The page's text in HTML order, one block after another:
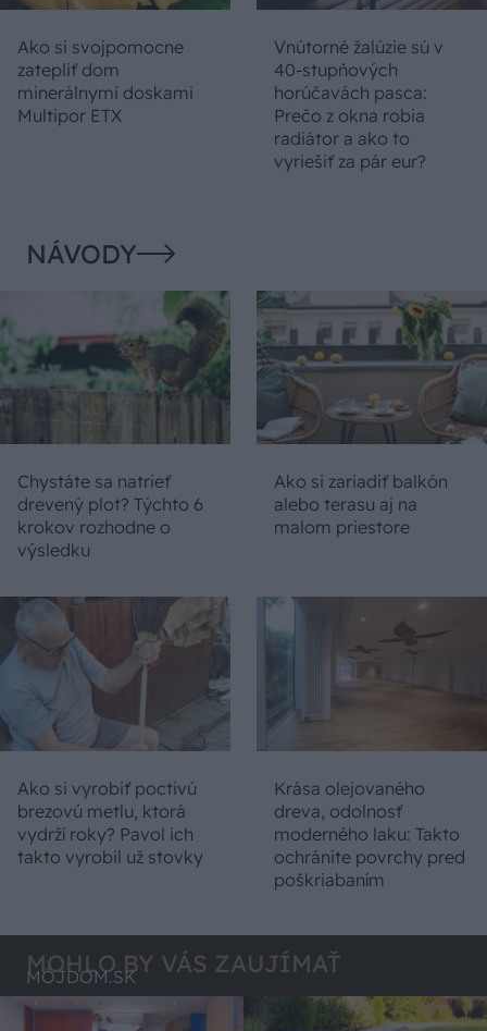
Ako si svojpomocne
zatepliť dom
minerálnymi doskami
Multipor ETX
Vnútorné žalúzie sú v
40-stupňových
horúčavách pasca:
Prečo z okna robia
radiátor a ako to
vyriešiť za pár eur?
NÁVODY
Chystáte sa natrieť
drevený plot? Týchto 6
krokov rozhodne o
výsledku
Ako si zariadiť balkón
alebo terasu aj na
malom priestore
Ako si vyrobiť poctivú
brezovú metlu, ktorá
vydrží roky? Pavol ich
takto vyrobil už stovky
Krása olejovaného
dreva, odolnosť
moderného laku: Takto
ochránite povrchy pred
poškriabaním
MOHLO BY VÁS ZAUJÍMAŤ
MÔJDOM.SK